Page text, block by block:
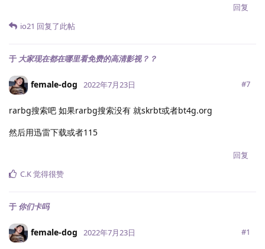
回复
io21 回复了此帖
于 大家现在都在哪里看免费的高清影视？？
female-dog 2022年7月23日 #7
rarbg搜索吧 如果rarbg搜索没有 就skrbt或者bt4g.org
然后用迅雷下载或者115
回复
C.K觉得很赞
于 你们卡吗
female-dog 2022年7月23日 #1